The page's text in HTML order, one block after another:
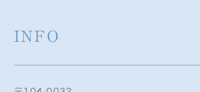
INFO